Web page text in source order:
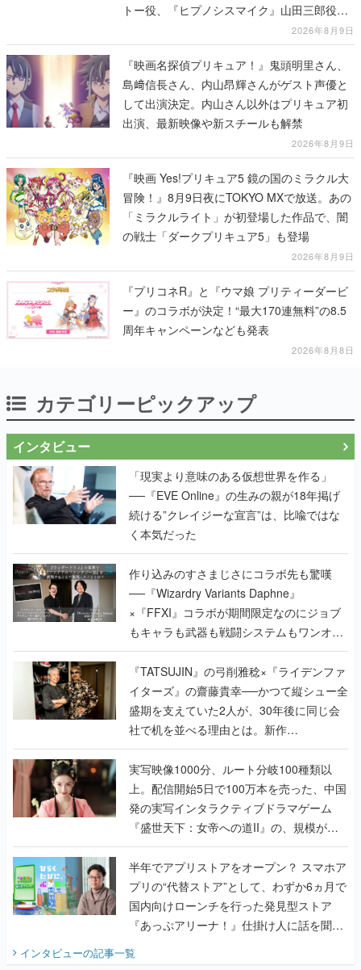
トー役、『ヒプノシスマイク』山田三郎役な
2026年8月9日
『映画名探偵プリキュア！』鬼頭明里さん、
島﨑信長さん、内山昂輝さんがゲスト声優と
して出演決定。内山さん以外はプリキュア初
出演、最新映像や新スチールも解禁
2026年8月9日
『映画 Yes!プリキュア5 鏡の国のミラクル大
冒険！』8月9日夜にTOKYO MXで放送。あの
「ミラクルライト」が初登場した作品で、闇
の戦士「ダークプリキュア5」も登場
2026年8月9日
『プリコネR』と『ウマ娘 プリティーダービ
ー』のコラボが決定！“最大170連無料”の8.5
周年キャンペーンなども発表
2026年8月8日
カテゴリーピックアップ
インタビュー
「現実より意味のある仮想世界を作る」
──『EVE Online』の生みの親が18年掲げ
続ける”クレイジーな宣言”は、比喩ではな
く本気だった
作り込みのすさまじさにコラボ先も驚嘆
──『Wizardry Variants Daphne』
×『FFXI』コラボが期間限定なのにジョブ
もキャラも武器も戦闘システムもワンオフ
で作り込まれた理由を両ディレクターに聞
く
『TATSUJIN』の弓削雅稔×『ライデンファ
イターズ』の齋藤貴幸──かつて縦シュー全
盛期を支えていた2人が、30年後に同じ会
社で机を並べる理由とは。新作
『TATSUJIN EXTREME』で初タッグを組
んだレジェンド2人に訊く開発秘話
実写映像1000分、ルート分岐100種類以
上。配信開始5日で100万本を売った、中国
発の実写インタラクティブドラマゲーム
『盛世天下：女帝への道II』の、規模が違
うこだわりをプロデューサーに聞いた
半年でアプリストアをオープン？ スマホア
プリの“代替ストア”として、わずか6ヵ月で
国内向けローンチを行った発見型ストア
『あっぷアリーナ！』仕掛け人に話を聞い
インタビューの記事一覧